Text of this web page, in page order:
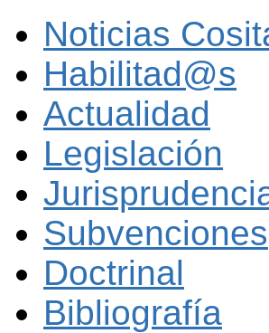
Noticias
Habilitad@s
Actualidad
Legislación
Subvenciones
Doctrinal
Bibliografía